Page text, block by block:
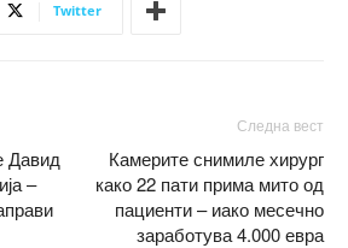
Twitter
Давид
–
Следна вест
Камерите снимиле хирург
како 22 пати прима мито од
пациенти – иако месечно
заработува 4.000 евра